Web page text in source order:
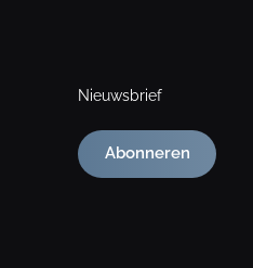
Nieuwsbrief
Abonneren